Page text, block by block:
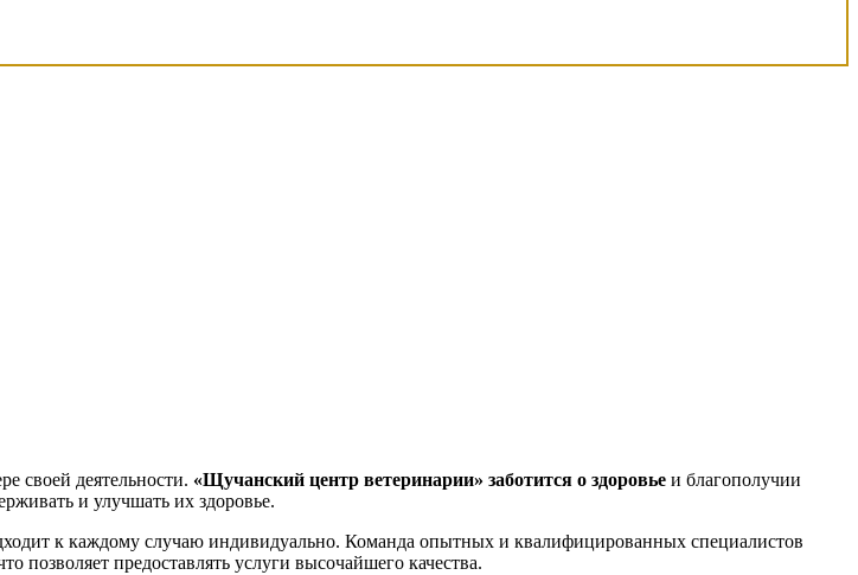
своей деятельности. «Щучанский центр ветеринарии» заботится о здоровье и благополучии
и улучшать их здоровье.
к каждому случаю индивидуально. Команда опытных и квалифицированных специалистов
позволяет предоставлять услуги высочайшего качества.